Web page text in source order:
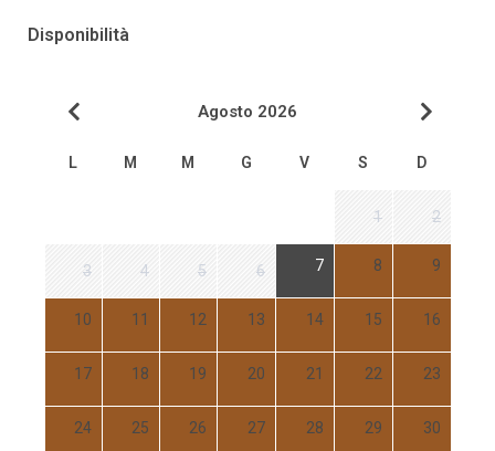
Disponibilità
Agosto 2026
L M M G V S D
1 2
3 4 5 6 7 8 9
10 11 12 13 14 15 16
17 18 19 20 21 22 23
24 25 26 27 28 29 30